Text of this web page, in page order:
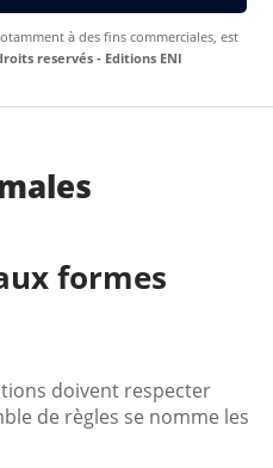
à des fins commerciales, est
reservés - Editions ENI
formes
doivent respecter
de règles se nomme les